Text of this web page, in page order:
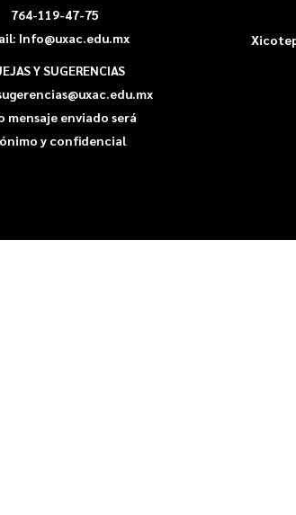
764-119-47-75
Info@uxac.edu.mx
Y SUGERENCIAS
mensaje enviado será
y confidencial